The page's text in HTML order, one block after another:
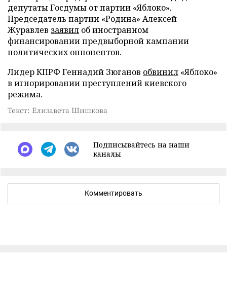
депутаты Госдумы от партии «Яблоко».
Председатель партии «Родина» Алексей
Журавлев заявил об иностранном
финансировании предвыборной кампании
политических оппонентов.
Лидер КПРФ Геннадий Зюганов обвинил «Яблоко»
в игнорировании преступлений киевского
режима.
Текст: Елизавета Шишкова
Подписывайтесь на наши
каналы
Комментировать